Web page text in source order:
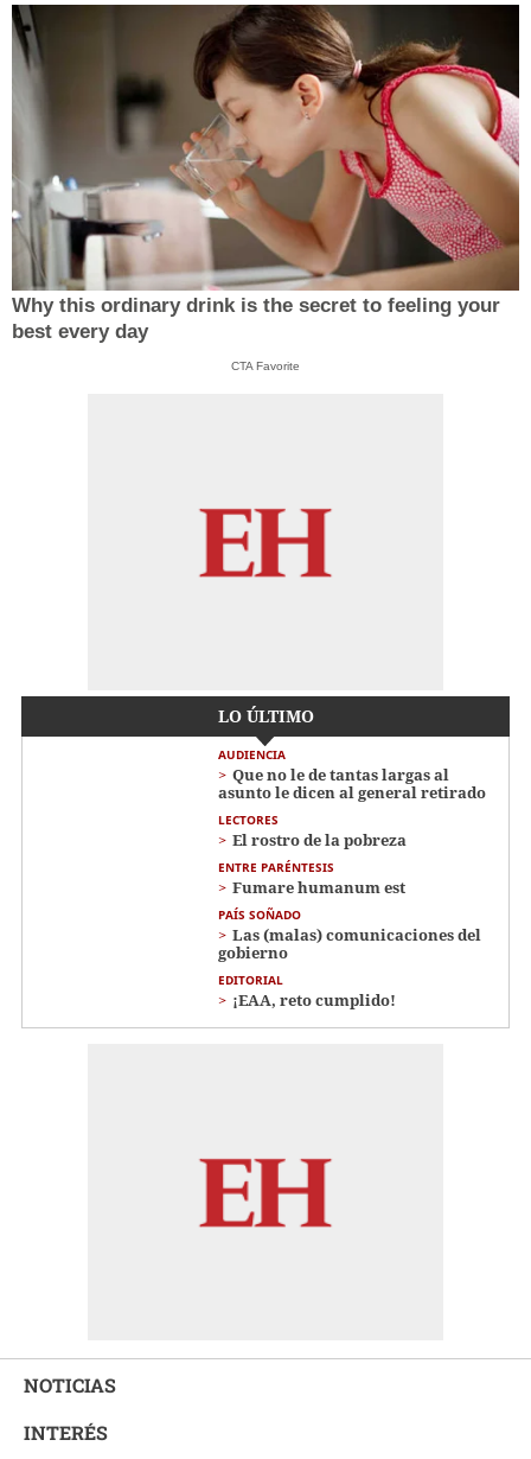
Why this ordinary drink is the secret to feeling your
best every day
CTA Favorite
LO ÚLTIMO
AUDIENCIA
Que no le de tantas largas al
asunto le dicen al general retirado
LECTORES
El rostro de la pobreza
ENTRE PARÉNTESIS
Fumare humanum est
PAÍS SOÑADO
Las (malas) comunicaciones del
gobierno
EDITORIAL
¡EAA, reto cumplido!
NOTICIAS
INTERÉS